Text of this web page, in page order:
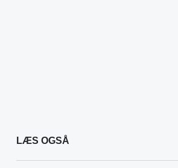
LÆS OGSÅ